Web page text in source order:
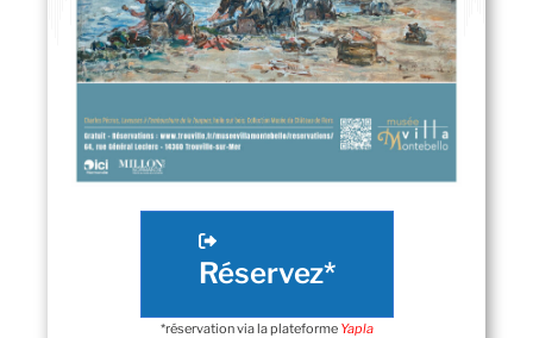
Réservez*
*réservation via la plateforme Yapla